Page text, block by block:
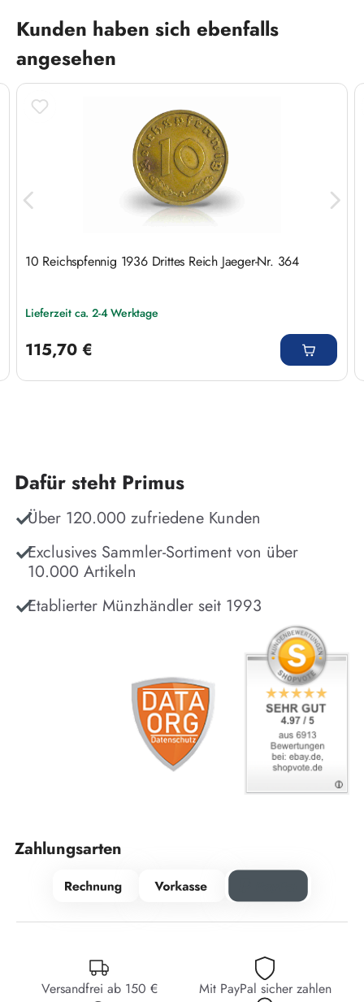
Produktgalerie überspringen
Kunden haben sich ebenfalls
angesehen
10 Reichspfennig 1936 Drittes Reich Jaeger-Nr. 364
Lieferzeit ca. 2-4 Werktage
115,70 €
Dafür steht Primus
Über 120.000 zufriedene Kunden
Exclusives Sammler-Sortiment von über
10.000 Artikeln
Etablierter Münzhändler seit 1993
Zahlungsarten
Versandfrei ab 150 € Mit PayPal sicher zahlen